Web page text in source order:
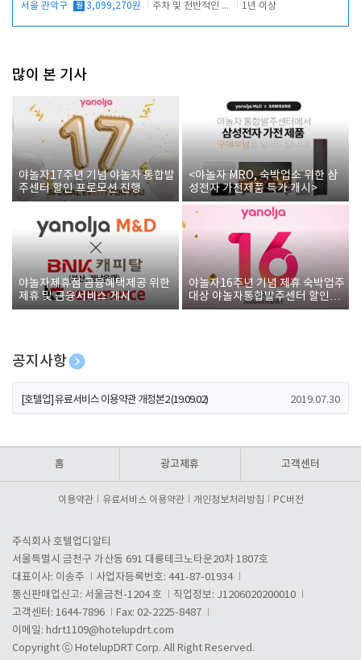
서울 관악구 월 3,099,270원 주차 및 전반적인 당번업무 1년 이상
많이 본 기사
야놀자17주년 기념 야놀자 통합발
주센터 할인 프로모션 진행
<야놀자 MRO, 숙박업소 위한 삼
성전자 가전제품 특가 개시>
야놀자제휴점 금융혜택제공 위한
제휴 및 금융서비스 게시
야놀자16주년 기념 제휴 숙박업주
대상 야놀자통합발주센터 할인쿠
폰 증정
공지사항
[호텔업] 개인정보 처리방침 개정본1 (19.09.02)
[호텔업] 유료서비스 이용약관 개정본2 (19.09.02) 2019.07.30
홈 광고제휴 고객센터
이용약관 유료서비스 이용약관 개인정보처리방침 PC버전
주식회사 호텔업디알티
서울특별시 금천구 가산동 691 대륭테크노타운20차 1807호
대표이사: 이송주
사업자등록번호: 441-87-01934
통신판매업신고: 서울금천-1204 호
직업정보: J1206020200010
고객센터: 1644-7896
Fax: 02-2225-8487
이메일: hdrt1109@hotelupdrt.com
Copyright ⓒ HotelupDRT Corp. All Right Reserved.